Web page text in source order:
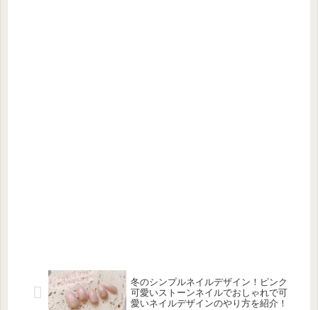
冬のシンプルネイルデザイン！ピンク
可愛いストーンネイルでおしゃれで可
愛いネイルデザインのやり方を紹介！